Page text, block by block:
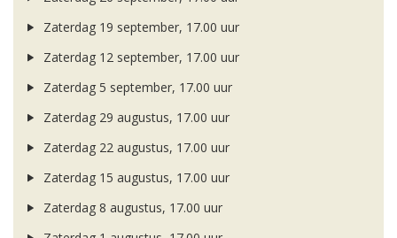
Zaterdag 19 september, 17.00 uur
Zaterdag 12 september, 17.00 uur
Zaterdag 5 september, 17.00 uur
Zaterdag 29 augustus, 17.00 uur
Zaterdag 22 augustus, 17.00 uur
Zaterdag 15 augustus, 17.00 uur
Zaterdag 8 augustus, 17.00 uur